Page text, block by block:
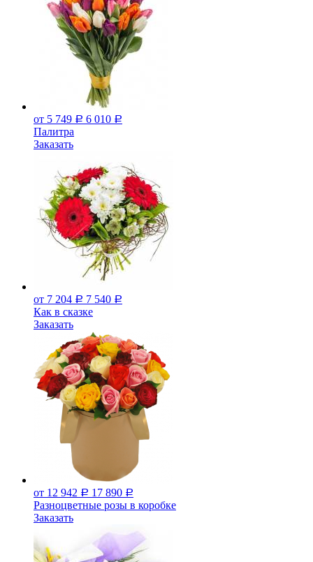
от 5 749 Р 6 010 Р
Палитра
Заказать
от 7 204 Р 7 540 Р
Как в сказке
Заказать
от 12 942 Р 17 890 Р
Разноцветные розы в коробке
Заказать